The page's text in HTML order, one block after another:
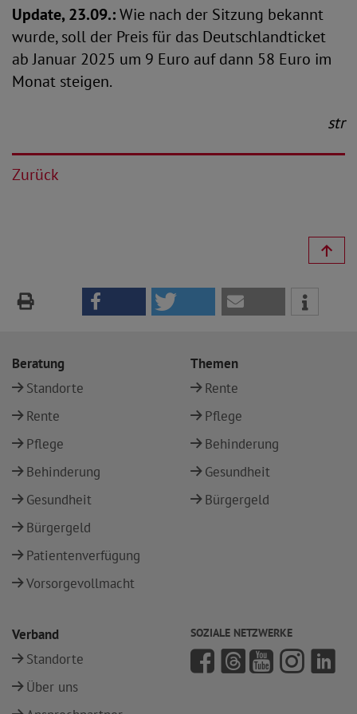
Update, 23.09.:Wie nach der Sitzung bekannt
wurde, soll der Preis für das Deutschlandticket
ab Januar 2025 um 9 Euro auf dann 58 Euro im
Monat steigen.
str
Zurück
Beratung
Standorte
Rente
Pflege
Behinderung
Gesundheit
Bürgergeld
Patientenverfügung
Vorsorgevollmacht
Themen
Rente
Pflege
Behinderung
Gesundheit
Bürgergeld
Verband
Standorte
Über uns
SOZIALE NETZWERKE